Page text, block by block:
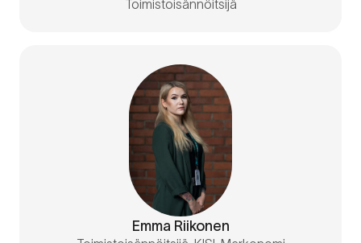
Toimistoisännöitsijä
Emma Riikonen